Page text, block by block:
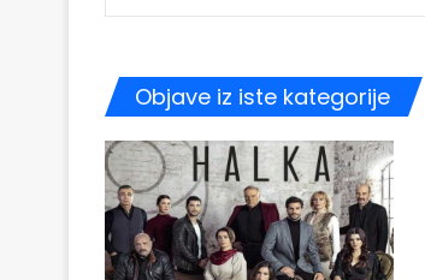
Objave iz iste kategorije